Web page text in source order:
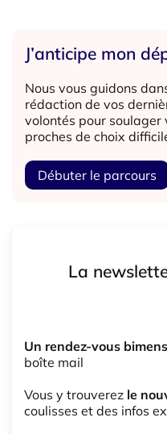
J’anticipe mon
Nous vous guidons
rédaction de vos
volontés pour soulager
proches de choix
Débuter le parcours
La
Un rendez-vous
boîte mail
Vous y trouverez le
coulisses et des infos